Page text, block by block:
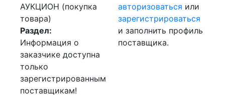
АУКЦИОН (покупка
товара)
Раздел:
Информация о
заказчике доступна
только
зарегистрированным
поставщикам!
авторизоваться или
зарегистрироваться
и заполнить профиль
поставщика.